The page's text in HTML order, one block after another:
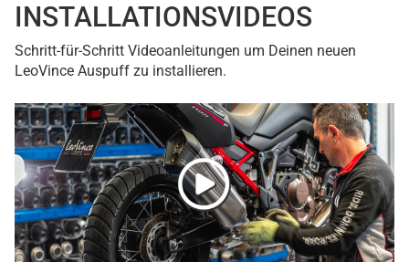
INSTALLATIONSVIDEOS
Schritt-für-Schritt Videoanleitungen um Deinen neuen
LeoVince Auspuff zu installieren.